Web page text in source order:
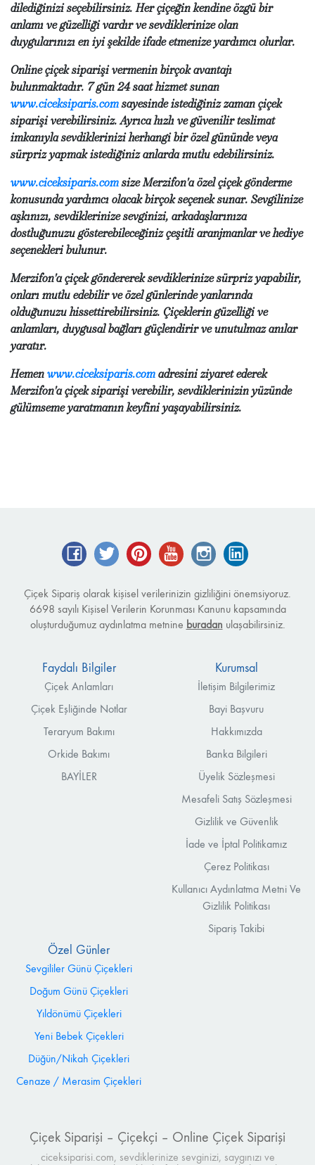
dilediğinizi seçebilirsiniz. Her çiçeğin kendine özgü bir
anlamı ve güzelliği vardır ve sevdiklerinize olan
duygularınızı en iyi şekilde ifade etmenize yardımcı olurlar.
Online çiçek siparişi vermenin birçok avantajı
bulunmaktadır. 7 gün 24 saat hizmet sunan
www.ciceksiparis.com sayesinde istediğiniz zaman çiçek
siparişi verebilirsiniz. Ayrıca hızlı ve güvenilir teslimat
imkanıyla sevdiklerinizi herhangi bir özel gününde veya
sürpriz yapmak istediğiniz anlarda mutlu edebilirsiniz.
www.ciceksiparis.com size Merzifon'a özel çiçek gönderme
konusunda yardımcı olacak birçok seçenek sunar. Sevgilinize
aşkınızı, sevdiklerinize sevginizi, arkadaşlarınıza
dostluğunuzu gösterebileceğiniz çeşitli aranjmanlar ve hediye
seçenekleri bulunur.
Merzifon'a çiçek göndererek sevdiklerinize sürpriz yapabilir,
onları mutlu edebilir ve özel günlerinde yanlarında
olduğunuzu hissettirebilirsiniz. Çiçeklerin güzelliği ve
anlamları, duygusal bağları güçlendirir ve unutulmaz anılar
yaratır.
Hemen www.ciceksiparis.com adresini ziyaret ederek
Merzifon'a çiçek siparişi verebilir, sevdiklerinizin yüzünde
gülümseme yaratmanın keyfini yaşayabilirsiniz.
FacebookTwitter Pinterest YouTube Instagram
Çiçek Sipariş olarak kişisel verilerinizin gizliliğini önemsiyoruz.
6698 sayılı Kişisel Verilerin Korunması Kanunu kapsamında
oluşturduğumuz aydınlatma metnine buradan ulaşabilirsiniz.
Faydalı Bilgiler
Çiçek Anlamları
Çiçek Eşliğinde Notlar
Teraryum Bakımı
Orkide Bakımı
BAYİLER
Kurumsal
İletişim Bilgilerimiz
Bayi Başvuru
Hakkımızda
Banka Bilgileri
Üyelik Sözleşmesi
Mesafeli Satış Sözleşmesi
Gizlilik ve Güvenlik
İade ve İptal Politikamız
Çerez Politikası
Kullanıcı Aydınlatma Metni Ve
Gizlilik Politikası
Sipariş Takibi
Özel Günler
Sevgililer Günü Çiçekleri
Doğum Günü Çiçekleri
Yıldönümü Çiçekleri
Yeni Bebek Çiçekleri
Düğün/Nikah Çiçekleri
Cenaze / Merasim Çiçekleri
Çiçek Siparişi – Çiçekçi – Online Çiçek Siparişi
ciceksiparisi.com, sevdiklerinize sevginizi, saygınızı ve